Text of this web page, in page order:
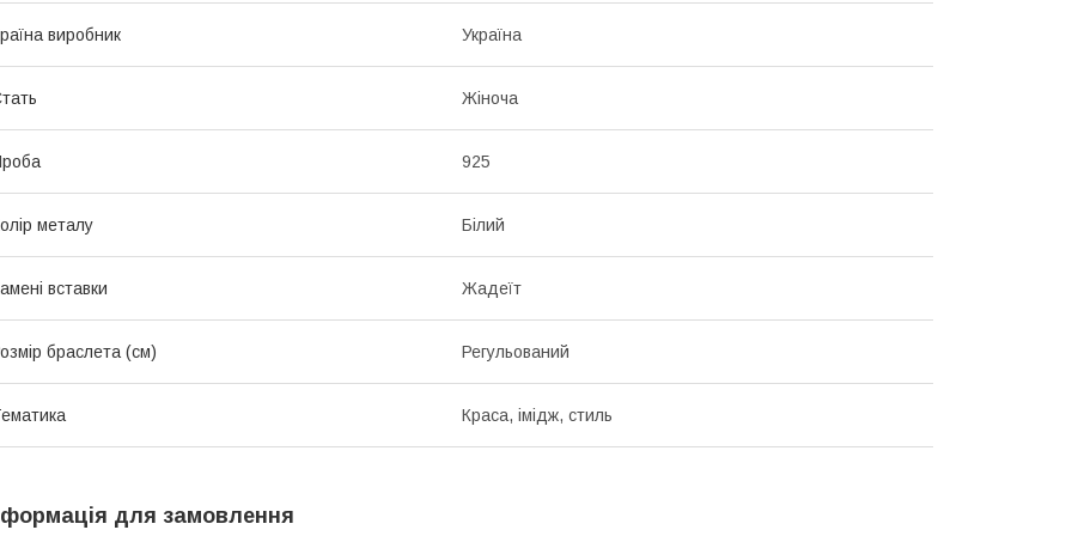
виробник Україна
Жіноча
925
металу Білий
вставки Жадеїт
браслета (см) Регульований
Краса, імідж, стиль
для замовлення